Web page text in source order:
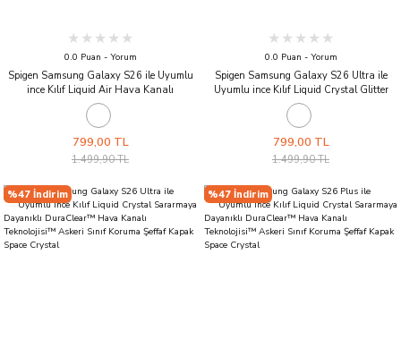
0.0 Puan - Yorum
Spigen Samsung Galaxy S26 ile Uyumlu
ince Kılıf Liquid Air Hava Kanalı
Teknolojisi™ Askeri Sınıf Koruma Dokulu
Yüzey Kapak Matte Black
799,00 TL
1.499,90 TL
0.0 Puan - Yorum
Spigen Samsung Galaxy S26 Ultra ile
Uyumlu ince Kılıf Liquid Crystal Glitter
Sararmaya Dayanıklı DuraClear™ Hava
Kanalı Teknolojisi™ Askeri Sınıf Koruma
799,00 TL
1.499,90 TL
%47 İndirim %47 İndirim